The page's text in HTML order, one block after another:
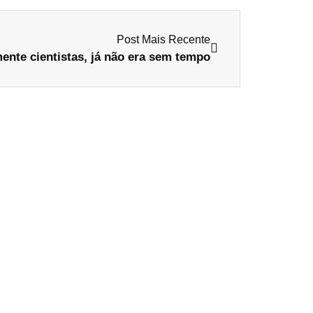
Post Mais Recente
cientistas, já não era sem tempo